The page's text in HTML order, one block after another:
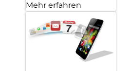
Mehr erfahren